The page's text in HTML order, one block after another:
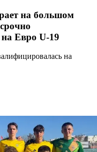
на большом
на Евро U-19
на